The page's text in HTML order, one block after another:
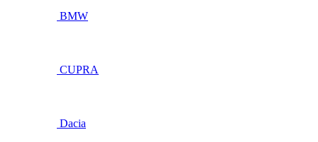
BMW
CUPRA
Dacia